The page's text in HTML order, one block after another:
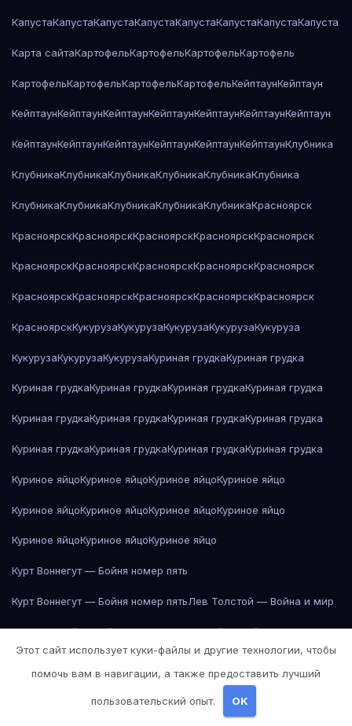
КапустаКапустаКапустаКапустаКапустаКапустаКапустаКапуста
Карта сайтаКартофельКартофельКартофельКартофель
КартофельКартофельКартофельКартофельКейптаунКейптаун
КейптаунКейптаунКейптаунКейптаунКейптаунКейптаунКейптаун
КейптаунКейптаунКейптаунКейптаунКейптаунКейптаунКлубника
КлубникаКлубникаКлубникаКлубникаКлубникаКлубника
КлубникаКлубникаКлубникаКлубникаКлубникаКрасноярск
КрасноярскКрасноярскКрасноярскКрасноярскКрасноярск
КрасноярскКрасноярскКрасноярскКрасноярскКрасноярск
КрасноярскКрасноярскКрасноярскКрасноярскКрасноярск
КрасноярскКукурузаКукурузаКукурузаКукурузаКукуруза
КукурузаКукурузаКукурузаКуриная грудкаКуриная грудка
Куриная грудкаКуриная грудкаКуриная грудкаКуриная грудка
Куриная грудкаКуриная грудкаКуриная грудкаКуриная грудка
Куриная грудкаКуриная грудкаКуриная грудкаКуриная грудка
Куриное яйцоКуриное яйцоКуриное яйцоКуриное яйцо
Куриное яйцоКуриное яйцоКуриное яйцоКуриное яйцо
Куриное яйцоКуриное яйцоКуриное яйцо
Курт Воннегут — Бойня номер пять
Курт Воннегут — Бойня номер пятьЛев Толстой — Война и мир
Лев Толстой — Война и мирЛев Толстой — Война и мир
Этот сайт использует куки-файлы и другие технологии, чтобы
помочь вам в навигации, а также предоставить лучший
пользовательский опыт. OK